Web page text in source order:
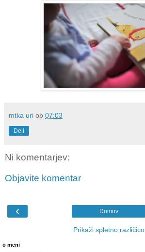
mtka uri ob 07:03
Deli
Ni komentarjev:
Objavite komentar
‹ Domov
Prikaži spletno različico
o meni